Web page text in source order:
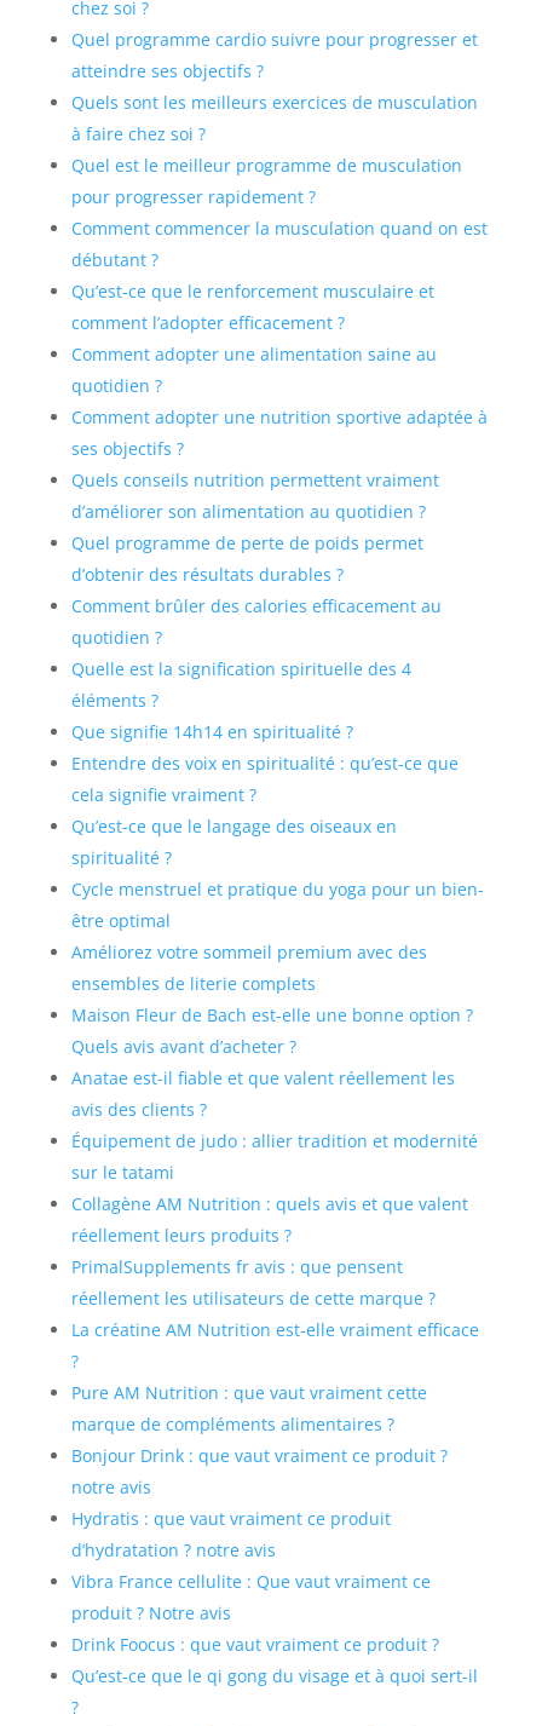
chez soi ?
Quel programme cardio suivre pour progresser et
atteindre ses objectifs ?
Quels sont les meilleurs exercices de musculation
à faire chez soi ?
Quel est le meilleur programme de musculation
pour progresser rapidement ?
Comment commencer la musculation quand on est
débutant ?
Qu’est-ce que le renforcement musculaire et
comment l’adopter efficacement ?
Comment adopter une alimentation saine au
quotidien ?
Comment adopter une nutrition sportive adaptée à
ses objectifs ?
Quels conseils nutrition permettent vraiment
d’améliorer son alimentation au quotidien ?
Quel programme de perte de poids permet
d’obtenir des résultats durables ?
Comment brûler des calories efficacement au
quotidien ?
Quelle est la signification spirituelle des 4
éléments ?
Que signifie 14h14 en spiritualité ?
Entendre des voix en spiritualité : qu’est-ce que
cela signifie vraiment ?
Qu’est-ce que le langage des oiseaux en
spiritualité ?
Cycle menstruel et pratique du yoga pour un bien-
être optimal
Améliorez votre sommeil premium avec des
ensembles de literie complets
Maison Fleur de Bach est-elle une bonne option ?
Quels avis avant d’acheter ?
Anatae est-il fiable et que valent réellement les
avis des clients ?
Équipement de judo : allier tradition et modernité
sur le tatami
Collagène AM Nutrition : quels avis et que valent
réellement leurs produits ?
PrimalSupplements fr avis : que pensent
réellement les utilisateurs de cette marque ?
La créatine AM Nutrition est-elle vraiment efficace
?
Pure AM Nutrition : que vaut vraiment cette
marque de compléments alimentaires ?
Bonjour Drink : que vaut vraiment ce produit ?
notre avis
Hydratis : que vaut vraiment ce produit
d’hydratation ? notre avis
Vibra France cellulite : Que vaut vraiment ce
produit ? Notre avis
Drink Foocus : que vaut vraiment ce produit ?
Qu’est-ce que le qi gong du visage et à quoi sert-il
?